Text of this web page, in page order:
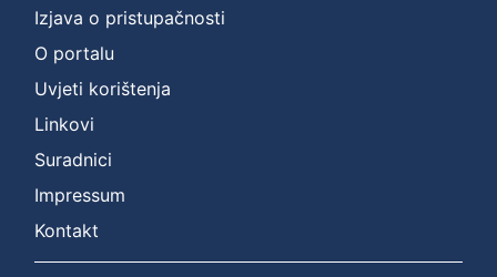
Izjava o pristupačnosti
O portalu
Uvjeti korištenja
Linkovi
Suradnici
Impressum
Kontakt